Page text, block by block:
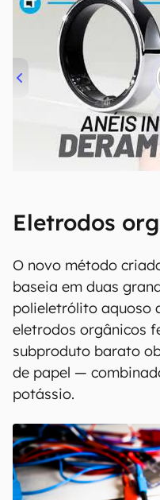
00:00/21:11
Eletrodos
O novo método
baseia em duas
polieletrólito aquoso
eletrodos orgânicos
subproduto barato
de papel —
potássio.